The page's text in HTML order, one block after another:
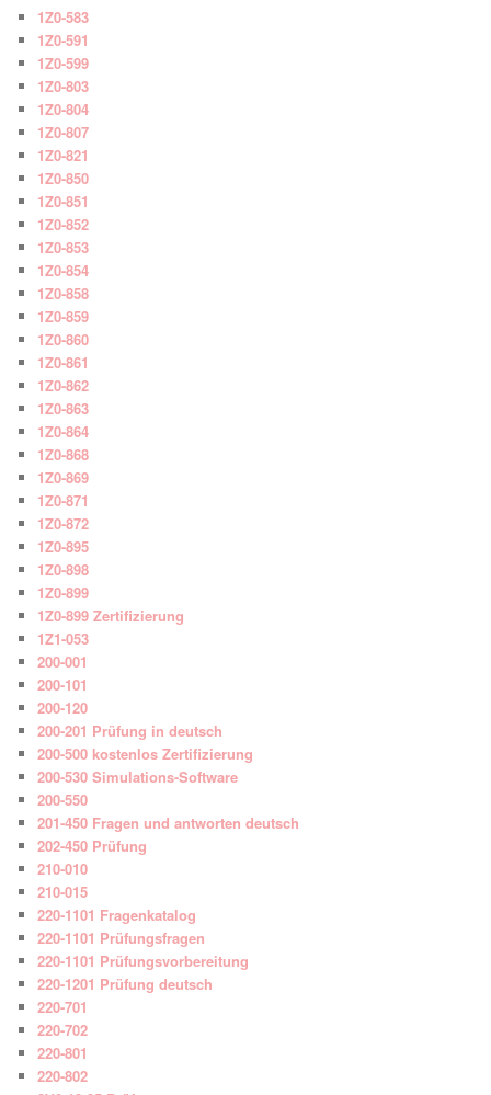
1Z0-583
1Z0-591
1Z0-599
1Z0-803
1Z0-804
1Z0-807
1Z0-821
1Z0-850
1Z0-851
1Z0-852
1Z0-853
1Z0-854
1Z0-858
1Z0-859
1Z0-860
1Z0-861
1Z0-862
1Z0-863
1Z0-864
1Z0-868
1Z0-869
1Z0-871
1Z0-872
1Z0-895
1Z0-898
1Z0-899
1Z0-899 Zertifizierung
1Z1-053
200-001
200-101
200-120
200-201 Prüfung in deutsch
200-500 kostenlos Zertifizierung
200-530 Simulations-Software
200-550
201-450 Fragen und antworten deutsch
202-450 Prüfung
210-010
210-015
220-1101 Fragenkatalog
220-1101 Prüfungsfragen
220-1101 Prüfungsvorbereitung
220-1201 Prüfung deutsch
220-701
220-702
220-801
220-802